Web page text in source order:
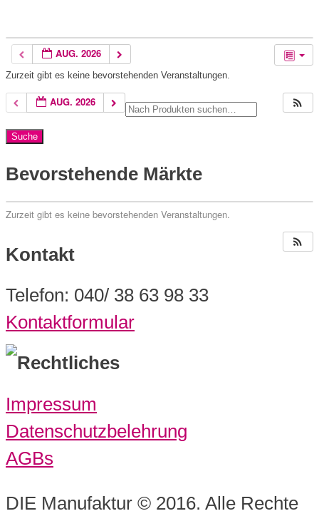
AUG. 2026
Zurzeit gibt es keine bevorstehenden Veranstaltungen.
AUG. 2026
Bevorstehende Märkte
Zurzeit gibt es keine bevorstehenden Veranstaltungen.
Kontakt
Telefon: 040/ 38 63 98 33
Kontaktformular
Rechtliches
Impressum
Datenschutzbelehrung
AGBs
DIE Manufaktur © 2016. Alle Rechte